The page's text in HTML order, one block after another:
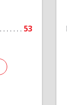
53